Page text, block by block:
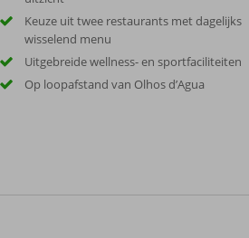
Keuze uit twee restaurants met dagelijks
wisselend menu
Uitgebreide wellness- en sportfaciliteiten
Op loopafstand van Olhos d’Agua